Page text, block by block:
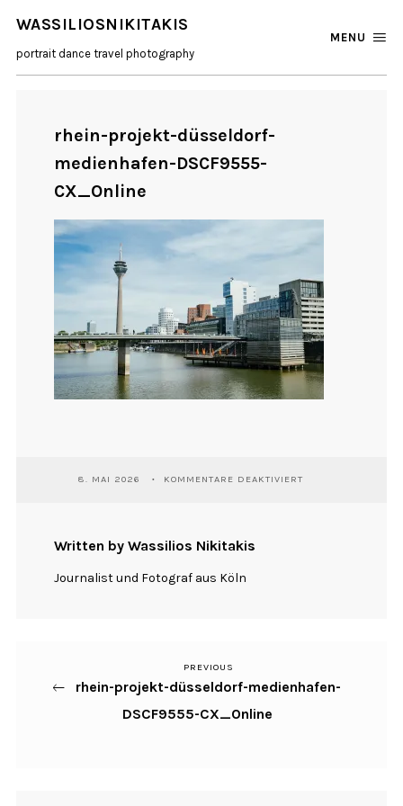
WASSILIOSNIKITAKIS
portrait dance travel photography
MENU
rhein-projekt-düsseldorf-
medienhafen-DSCF9555-
CX_Online
8. MAI 2026 KOMMENTARE DEAKTIVIERTFÜR
Written by Wassilios Nikitakis
Journalist und Fotograf aus Köln
Beitragsnavigation
Previous
Post
PREVIOUS
rhein-projekt-düsseldorf-medienhafen-
DSCF9555-CX_Online